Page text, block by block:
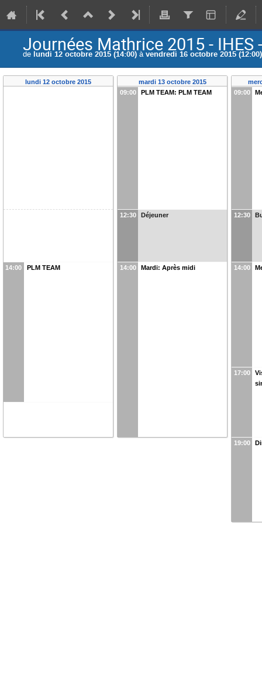
Journées Mathrice 2015 - IHES
de lundi 12 octobre 2015 (14:00) àvendredi 16 octobre 2015 (12:00)
lundi 12 octobre 2015
14:00 PLM TEAM
mardi 13 octobre 2015
09:00
PLM TEAM: PLM TEAM
12:30 Déjeuner
14:00 Mardi: Après midi
09:00
12:30
14:00
17:00
19:00